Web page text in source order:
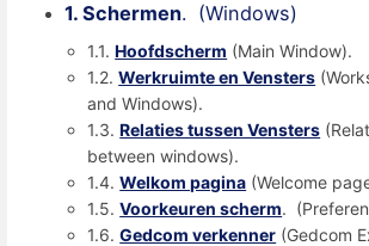
1. Schermen. (Windows)
1.1.Hoofdscherm (Main Window).
1.2.Werkruimte en Vensters
and Windows).
1.3.Relaties tussen Vensters
between windows).
1.4.Welkom pagina (Welcome
1.5.Voorkeuren scherm.
1.6.Gedcom verkenner (Gedcom